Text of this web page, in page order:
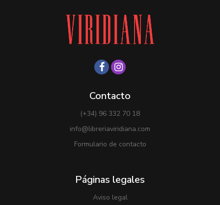
Contacto
(+34) 96 332 70 18
info@libreriaviridiana.com
Formulario de contacto
Páginas legales
Aviso legal